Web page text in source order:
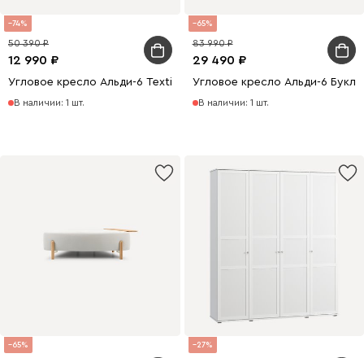
74
12 990
50 390
Угловое кресло Альди-6 Textile Grass
В наличии: 1 шт.
65
29 490
83 990
Угловое кресло Альди-6
В наличии: 1 шт.
65 27